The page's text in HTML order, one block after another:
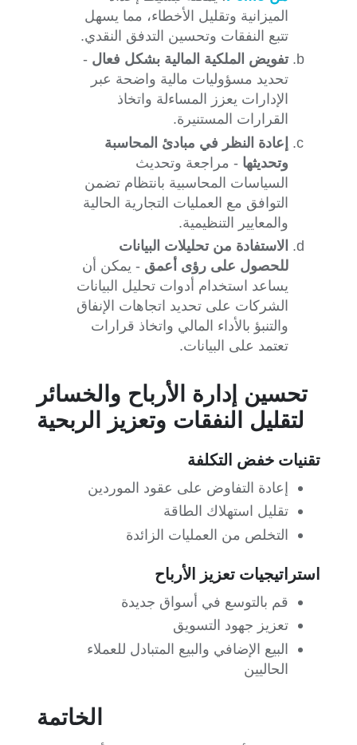
الميزانية وتقليل الأخطاء، مما يسهل
تتبع النفقات وتحسين التدفق النقدي.
تفويض الملكية المالية بشكل فعال -
تحديد مسؤوليات مالية واضحة عبر
الإدارات يعزز المساءلة واتخاذ
القرارات المستنيرة.
إعادة النظر في مبادئ المحاسبة
وتحديثها - مراجعة وتحديث
السياسات المحاسبية بانتظام تضمن
التوافق مع العمليات التجارية الحالية
والمعايير التنظيمية.
الاستفادة من تحليلات البيانات
للحصول على رؤى أعمق - يمكن أن
يساعد استخدام أدوات تحليل البيانات
الشركات على تحديد اتجاهات الإنفاق
والتنبؤ بالأداء المالي واتخاذ قرارات
تعتمد على البيانات.
تحسين إدارة الأرباح والخسائر
لتقليل النفقات وتعزيز الربحية
تقنيات خفض التكلفة
إعادة التفاوض على عقود الموردين
تقليل استهلاك الطاقة
التخلص من العمليات الزائدة
استراتيجيات تعزيز الأرباح
قم بالتوسع في أسواق جديدة
تعزيز جهود التسويق
البيع الإضافي والبيع المتبادل للعملاء
الحاليين
الخاتمة